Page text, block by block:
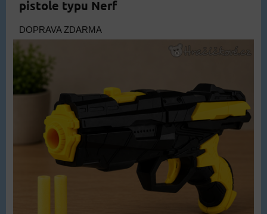
pistole typu Nerf
DOPRAVA ZDARMA